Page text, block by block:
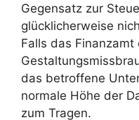
Gegensatz zur
glücklicherweise
Falls das Finanzamt
das betroffene
normale Höhe der
zum Tragen.